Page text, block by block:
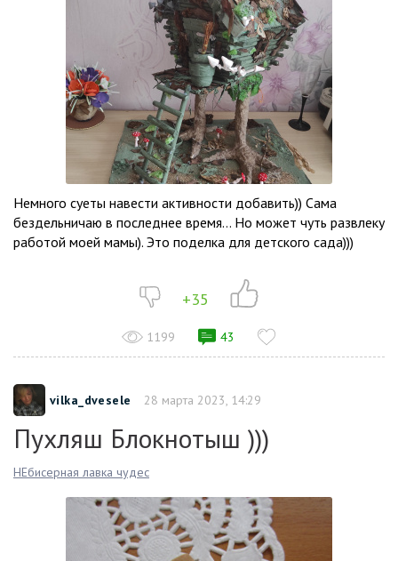
Немного суеты навести активности добавить)) Сама
бездельничаю в последнее время… Но может чуть развлеку
работой моей мамы). Это поделка для детского сада)))
+35
1199 43
vilka_dvesele 28 марта 2023, 14:29
Пухляш Блокнотыш )))
НЕбисерная лавка чудес